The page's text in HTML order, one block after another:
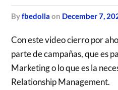
byfbedolla on December 7,
Con este video cierro por
parte de campañas, que es
Marketing o lo que es la
Relationship Management.